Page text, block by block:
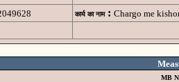
कार्य का नाम : Chargo me
MB